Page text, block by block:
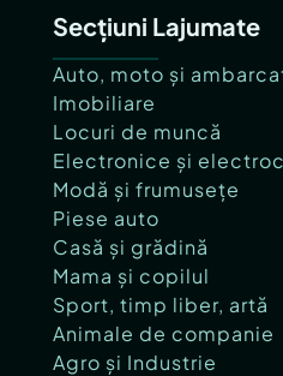
Secțiuni Lajumate
Auto, moto și
Imobiliare
Locuri de muncă
Electronice și
Modă și frumusețe
Piese auto
Casă și grădină
Mama și copilul
Sport, timp liber, artă
Animale de companie
Agro și Industrie